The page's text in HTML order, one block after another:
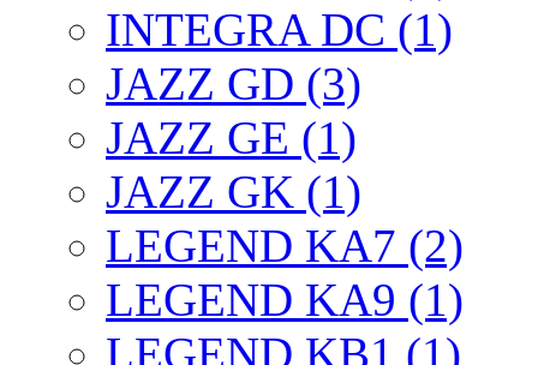
INTEGRA DC (1)
JAZZ GD (3)
JAZZ GE (1)
JAZZ GK (1)
LEGEND KA7 (2)
LEGEND KA9 (1)
LEGEND KB1 (1)